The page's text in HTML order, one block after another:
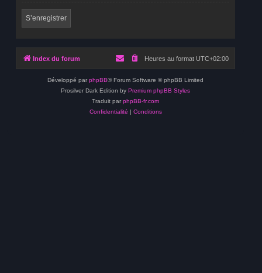
S’enregistrer
Index du forum Heures au format UTC+02:00
Développé par phpBB® Forum Software © phpBB Limited
Prosilver Dark Edition by Premium phpBB Styles
Traduit par phpBB-fr.com
Confidentialité | Conditions